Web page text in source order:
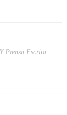
Prensa Escrita